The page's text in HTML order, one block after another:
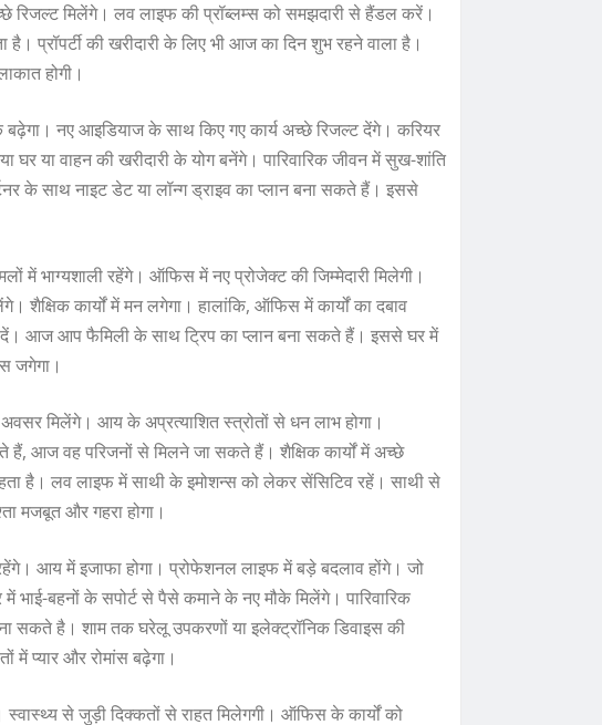
रिजल्ट मिलेंगे। लव लाइफ की प्रॉब्लम्स को समझदारी से हैंडल करें।
प्रॉपर्टी की खरीदारी के लिए भी आज का दिन शुभ रहने वाला है।
होगी।
नए आइडियाज के साथ किए गए कार्य अच्छे रिजल्ट देंगे। करियर
या वाहन की खरीदारी के योग बनेंगे। पारिवारिक जीवन में सुख-शांति
के साथ नाइट डेट या लॉन्ग ड्राइव का प्लान बना सकते हैं। इससे
में भाग्यशाली रहेंगे। ऑफिस में नए प्रोजेक्ट की जिम्मेदारी मिलेगी।
कार्यों में मन लगेगा। हालांकि, ऑफिस में कार्यों का दबाव
दें। आज आप फैमिली के साथ ट्रिप का प्लान बना सकते हैं। इससे घर में
जगेगा।
मिलेंगे। आय के अप्रत्याशित स्त्रोतों से धन लाभ होगा।
हैं, आज वह परिजनों से मिलने जा सकते हैं। शैक्षिक कार्यों में अच्छे
है। लव लाइफ में साथी के इमोशन्स को लेकर सेंसिटिव रहें। साथी से
मजबूत और गहरा होगा।
आय में इजाफा होगा। प्रोफेशनल लाइफ में बड़े बदलाव होंगे। जो
बहनों के सपोर्ट से पैसे कमाने के नए मौके मिलेंगे। पारिवारिक
सकते है। शाम तक घरेलू उपकरणों या इलेक्ट्रॉनिक डिवाइस की
में प्यार और रोमांस बढ़ेगा।
से जुड़ी दिक्कतों से राहत मिलेगगी। ऑफिस के कार्यों को